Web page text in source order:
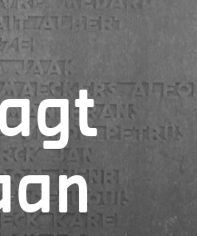
en
meer over.
verwerkt door stad